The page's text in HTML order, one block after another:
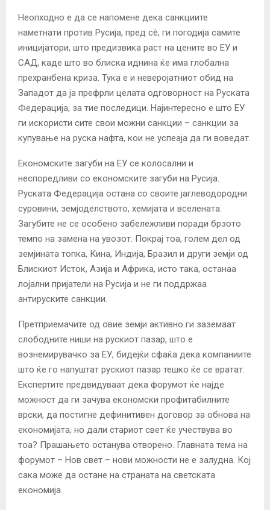
Неопходно е да се напомене дека санкциите
наметнати против Русија, пред сè, ги погодија самите
иницијатори, што предизвика раст на цените во ЕУ и
САД, каде што во блиска иднина ќе има глобална
прехранбена криза. Тука е и неверојатниот обид на
Западот да ја префрли целата одговорност на Руската
Федерација, за тие последици. Најинтересно е што ЕУ
ги искористи сите свои можни санкции – санкции за
купување на руска нафта, кои не успеаја да ги воведат.
Економските загуби на ЕУ се колосални и
неспоредливи со економските загуби на Русија.
Руската Федерација остана со своите јаглеводородни
суровини, земјоделството, хемијата и вселената.
Загубите не се особено забележливи поради брзото
темпо на замена на увозот. Покрај тоа, голем дел од
земјината топка, Кина, Индија, Бразил и други земји од
Блискиот Исток, Азија и Африка, исто така, останаа
лојални пријатели на Русија и не ги поддржаа
антируските санкции.
Претприемачите од овие земји активно ги заземаат
слободните ниши на рускиот пазар, што е
вознемирувачко за ЕУ, бидејќи сфаќа дека компаниите
што ќе го напуштат рускиот пазар тешко ќе се вратат.
Експертите предвидуваат дека форумот ќе најде
можност да ги зачува економски профитабилните
врски, да постигне дефинитивен договор за обнова на
економијата, но дали стариот свет ќе учествува во
тоа? Прашањето останува отворено. Главната тема на
форумот – Нов свет – нови можности не е залудна. Кој
сака може да остане на страната на светската
економија.